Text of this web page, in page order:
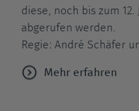
diese, noch bis zum
abgerufen werden.
Regie: André Schäfer
Mehr erfahren